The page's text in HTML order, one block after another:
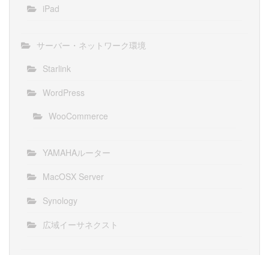
iPad
サーバー・ネットワーク環境
Starlink
WordPress
WooCommerce
YAMAHAルーター
MacOSX Server
Synology
広域イーサネクスト